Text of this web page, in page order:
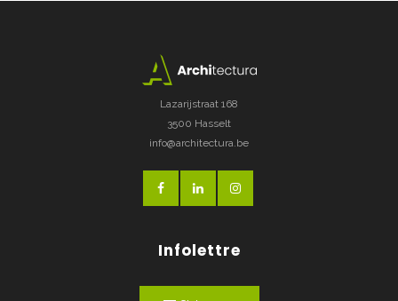
Lazarijstraat 168
3500 Hasselt
info@architectura.be
Infolettre